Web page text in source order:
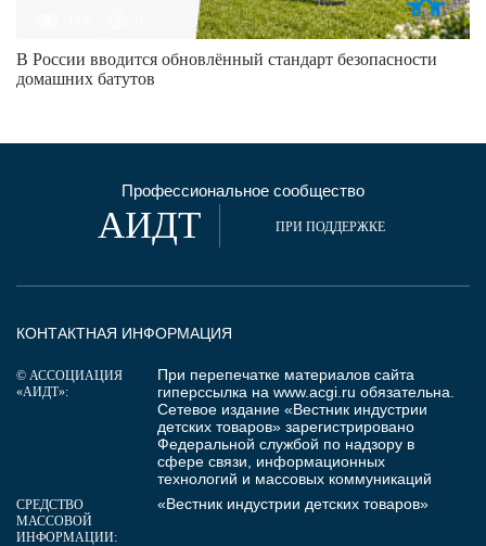
В России вводится обновлённый стандарт безопасности
домашних батутов
Профессиональное сообщество
АИДТ ПРИ ПОДДЕРЖКЕ
КОНТАКТНАЯ ИНФОРМАЦИЯ
© АССОЦИАЦИЯ
«АИДТ»:
При перепечатке материалов сайта
гиперссылка на www.acgi.ru обязательна.
Сетевое издание «Вестник индустрии
детских товаров» зарегистрировано
Федеральной службой по надзору в
сфере связи, информационных
технологий и массовых коммуникаций
СРЕДСТВО
МАССОВОЙ
ИНФОРМАЦИИ:
«Вестник индустрии детских товаров»